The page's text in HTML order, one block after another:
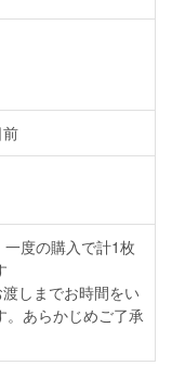
度の購入で計1枚
しまでお時間をい
。あらかじめご了承